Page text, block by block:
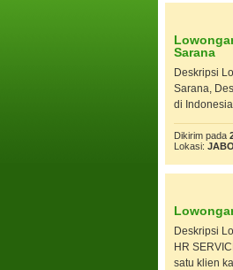
Sarana
Deskripsi
Sarana,
di
Dikirim pada
Lokasi:
Deskripsi
HR
satu klien